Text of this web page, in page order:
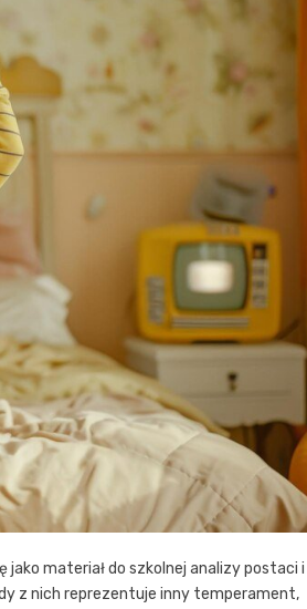
materiał do szkolnej analizy postaci i
z nich reprezentuje inny temperament,